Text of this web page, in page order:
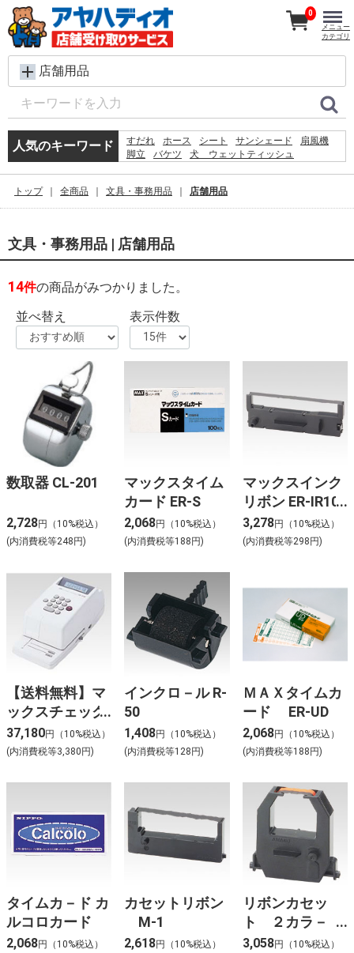
店舗用品
人気のキーワード すだれ ホース シート サンシェード
扇風機
脚立
バケツ
犬 ウェットティッシュ
踏み台
空調服 砂利 クーラーボックス
0
メニュー
カテゴリ
トップ 全商品 文具・事務用品 店舗用品
文具・事務用品 | 店舗用品
14件の商品がみつかりました。
並べ替え
表示件数
数取器 CL-201
2,728円（10%税込）
(内消費税等248円)
マックスタイム
カード ER-S
2,068円（10%税込）
(内消費税等188円)
マックスインク
リボン ER-IR101
3,278円（10%税込）
(内消費税等298円)
【送料無料】マ
ックスチェック
ライター EC-
310
37,180円（10%税込）
(内消費税等3,380円)
インクロ－ル R-
50
1,408円（10%税込）
(内消費税等128円)
ＭＡＸタイムカ
ード ER-UD
2,068円（10%税込）
(内消費税等188円)
タイムカ－ド カ
ルコロカード
2,068円（10%税込）
カセットリボン
M-1
2,618円（10%税込）
リボンカセッ
ト ２カラ－
CE315250
3,058円（10%税込）